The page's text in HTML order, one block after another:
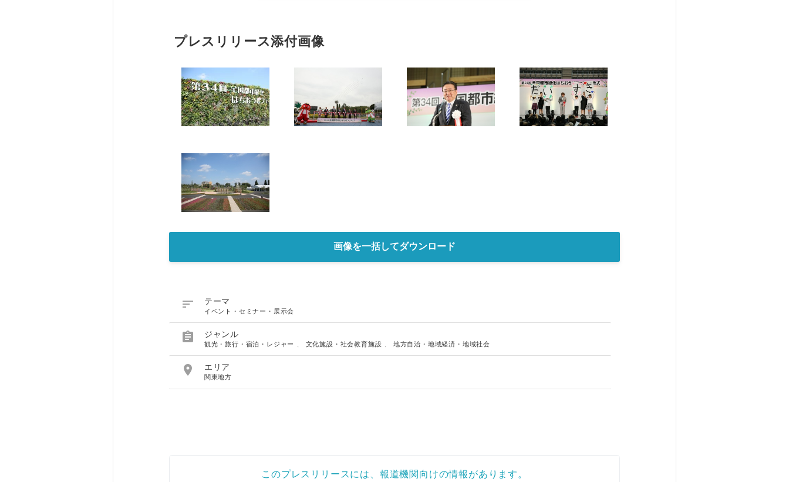
プレスリリース添付画像
画像を一括してダウンロード
 テーマ
イベント・セミナー・展示会
 ジャンル
観光・旅行・宿泊・レジャー 文化施設・社会教育施設 地方自治・地域経済・地域社会
 エリア
関東地方
このプレスリリースには、報道機関向けの情報があります。
Japanese